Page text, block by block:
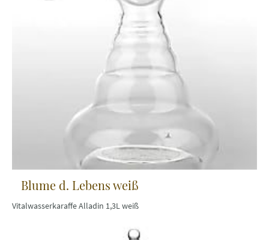
Blume d. Lebens weiß
Vitalwasserkaraffe Alladin 1,3L weiß